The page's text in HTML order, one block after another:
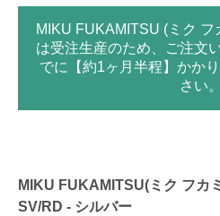
MIKU FUKAMITSU (ミク
は受注生産のため、ご注文
でに【約1ヶ月半程】かか
さい。
MIKU FUKAMITSU(ミク フカ
SV/RD - シルバー